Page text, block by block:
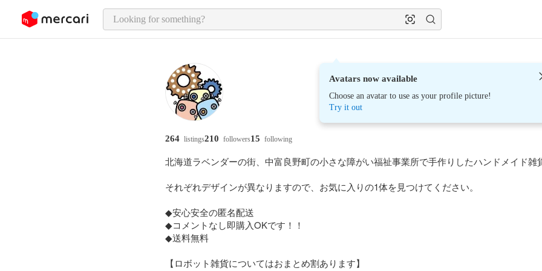
page content
Avatars now available
Choose an avatar to use as your profile picture!
Try it out
264 listings210 followers15 following
北海道ラベンダーの街、中富良野町の小さな障がい福祉事業所で手作りしたハンドメイド雑
それぞれデザインが異なりますので、お気に入りの1体を見つけてください。
◆安心安全の匿名配送
◆コメントなし即購入OKです！！
◆送料無料
【ロボット雑貨についてはおまとめ割あります】